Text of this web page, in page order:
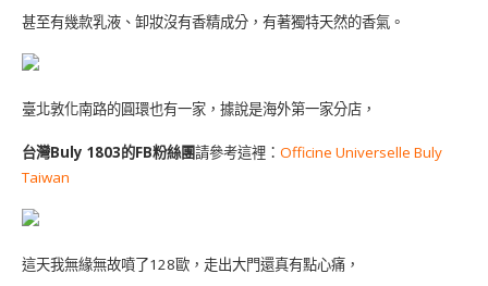
甚至有幾款乳液、卸妝沒有香精成分，有著獨特天然的香氣。
臺北敦化南路的圓環也有一家，據說是海外第一家分店，
台灣Buly 1803的FB粉絲團請參考這裡： Officine Universelle Buly
Taiwan
這天我無緣無故噴了128歐，走出大門還真有點心痛，